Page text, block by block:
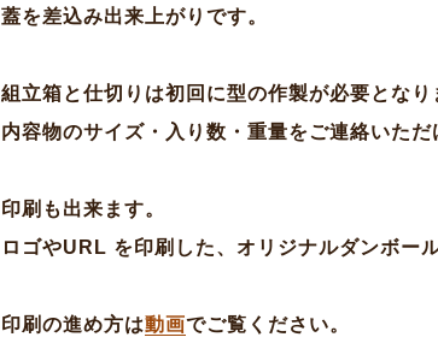
蓋を差込み出来上がりです。
組立箱と仕切りは初回に型の作製が必要となり
内容物のサイズ・入り数・重量をご連絡いた
印刷も出来ます。
ロゴやURL を印刷した、オリジナルダンボー
印刷の進め方は動画でご覧ください。